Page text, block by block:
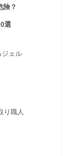
険？
選
ジェル
り職人